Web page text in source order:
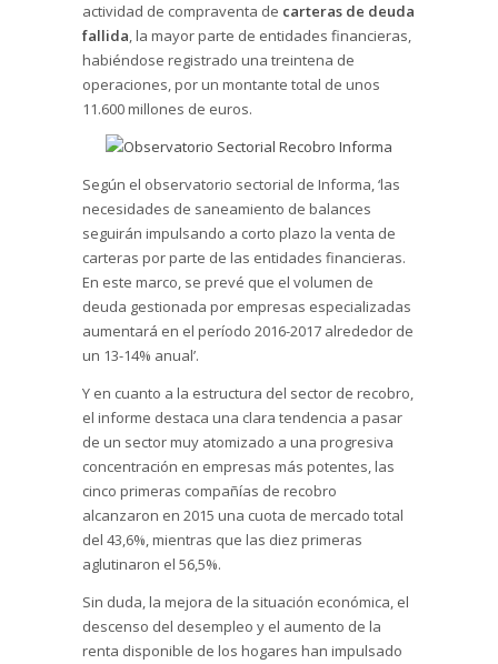
actividad de compraventa de carteras de deuda
fallida, la mayor parte de entidades financieras,
habiéndose registrado una treintena de
operaciones, por un montante total de unos
11.600 millones de euros.
Según el observatorio sectorial de Informa, ‘las
necesidades de saneamiento de balances
seguirán impulsando a corto plazo la venta de
carteras por parte de las entidades financieras.
En este marco, se prevé que el volumen de
deuda gestionada por empresas especializadas
aumentará en el período 2016-2017 alrededor de
un 13-14% anual’.
Y en cuanto a la estructura del sector de recobro,
el informe destaca una clara tendencia a pasar
de un sector muy atomizado a una progresiva
concentración en empresas más potentes, las
cinco primeras compañías de recobro
alcanzaron en 2015 una cuota de mercado total
del 43,6%, mientras que las diez primeras
aglutinaron el 56,5%.
Sin duda, la mejora de la situación económica, el
descenso del desempleo y el aumento de la
renta disponible de los hogares han impulsado